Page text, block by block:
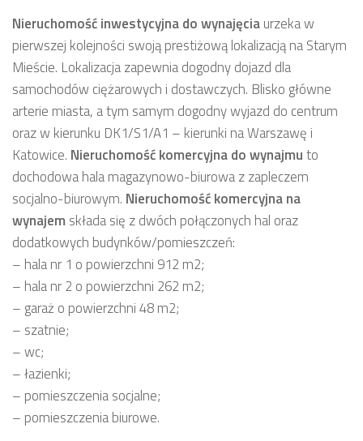
Nieruchomość inwestycyjnado wynajęciaurzeka w
pierwszej kolejności swoją prestiżową lokalizacją na Starym
Mieście. Lokalizacja zapewnia dogodny dojazd dla
samochodów ciężarowych i dostawczych. Blisko główne
arterie miasta, a tym samym dogodny wyjazd do centrum
oraz w kierunku DK1/S1/A1 – kierunki na Warszawę i
Katowice. Nieruchomość komercyjnado wynajmuto
dochodowa hala magazynowo-biurowa z zapleczem
socjalno-biurowym. Nieruchomość komercyjnana
wynajem składa się z dwóch połączonych hal oraz
dodatkowych budynków/pomieszczeń:
– hala nr 1 o powierzchni 912 m2;
– hala nr 2 o powierzchni 262 m2;
– garaż o powierzchni 48 m2;
– szatnie;
– wc;
– łazienki;
– pomieszczenia socjalne;
– pomieszczenia biurowe.